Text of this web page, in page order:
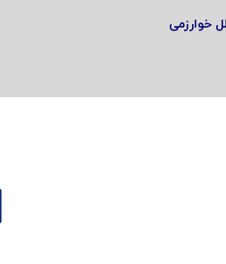
خوارزمی